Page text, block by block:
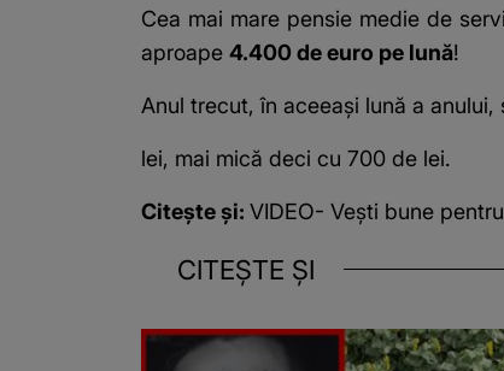
Cea mai mare pensie medie de
aproape 4.400 de euro pe lună!
Anul trecut, în aceeași lună a
lei, mai mică deci cu 700 de lei.
Citește și: VIDEO- Vești bune
CITEȘTE ȘI